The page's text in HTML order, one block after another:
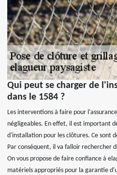
Qui peut se charger de
dans le 1584 ?
Les interventions à faire pour
négligeables. En effet, il est important
d'installation pour les clôtures. Ce sont
Par conséquent, il va falloir rechercher
On vous propose de faire confiance à
matériels appropriés pour la garantie